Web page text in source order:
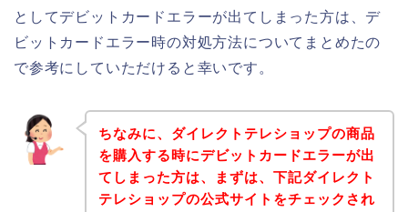
としてデビットカードエラーが出てしまった方は、デ
ビットカードエラー時の対処方法についてまとめたの
で参考にしていただけると幸いです。
ちなみに、ダイレクトテレショップの商品
を購入する時にデビットカードエラーが出
てしまった方は、まずは、下記ダイレクト
テレショップの公式サイトをチェックされ